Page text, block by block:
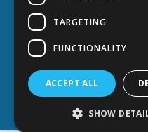
Cookies
Με την υποστήριξη
TARGETING
FUNCTIONALITY
ACCEPT ALL
SHOW